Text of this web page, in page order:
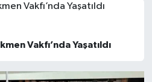
Vakfı’nda Yaşatıldı